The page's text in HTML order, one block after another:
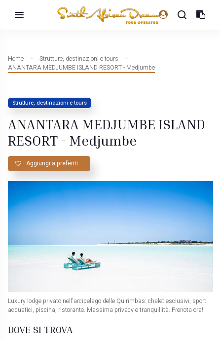
Home
Strutture, destinazioni e tours
ANANTARA MEDJUMBE ISLAND RESORT - Medjumbe
Strutture, destinazioni e tours
ANANTARA MEDJUMBE ISLAND
RESORT - Medjumbe
Aggiungi a preferiti
Luxury lodge privato nell'arcipelago delle Quirimbas: chalet esclusivi, sport
acquatici, piscina, ristorante. Massima privacy e tranquillità. Prenota ora!
DOVE SI TROVA